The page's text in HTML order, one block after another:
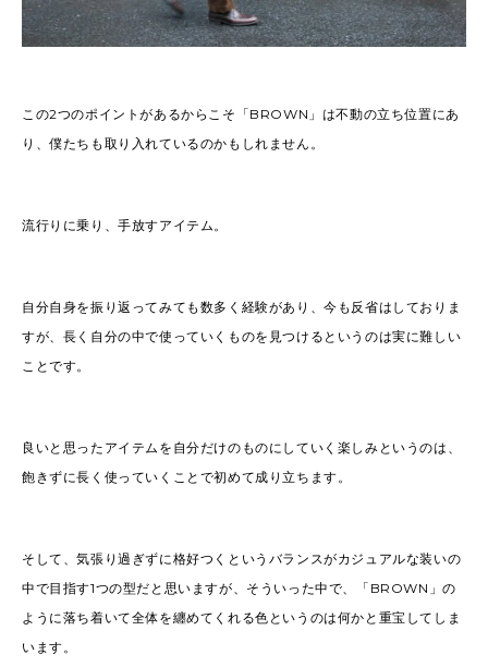
この2つのポイントがあるからこそ「BROWN」は不動の立ち位置にあ
り、僕たちも取り入れているのかもしれません。
流行りに乗り、手放すアイテム。
自分自身を振り返ってみても数多く経験があり、今も反省はしておりま
すが、長く自分の中で使っていくものを見つけるというのは実に難しい
ことです。
良いと思ったアイテムを自分だけのものにしていく楽しみというのは、
飽きずに長く使っていくことで初めて成り立ちます。
そして、気張り過ぎずに格好つくというバランスがカジュアルな装いの
中で目指す1つの型だと思いますが、そういった中で、「BROWN」の
ように落ち着いて全体を纏めてくれる色というのは何かと重宝してしま
います。